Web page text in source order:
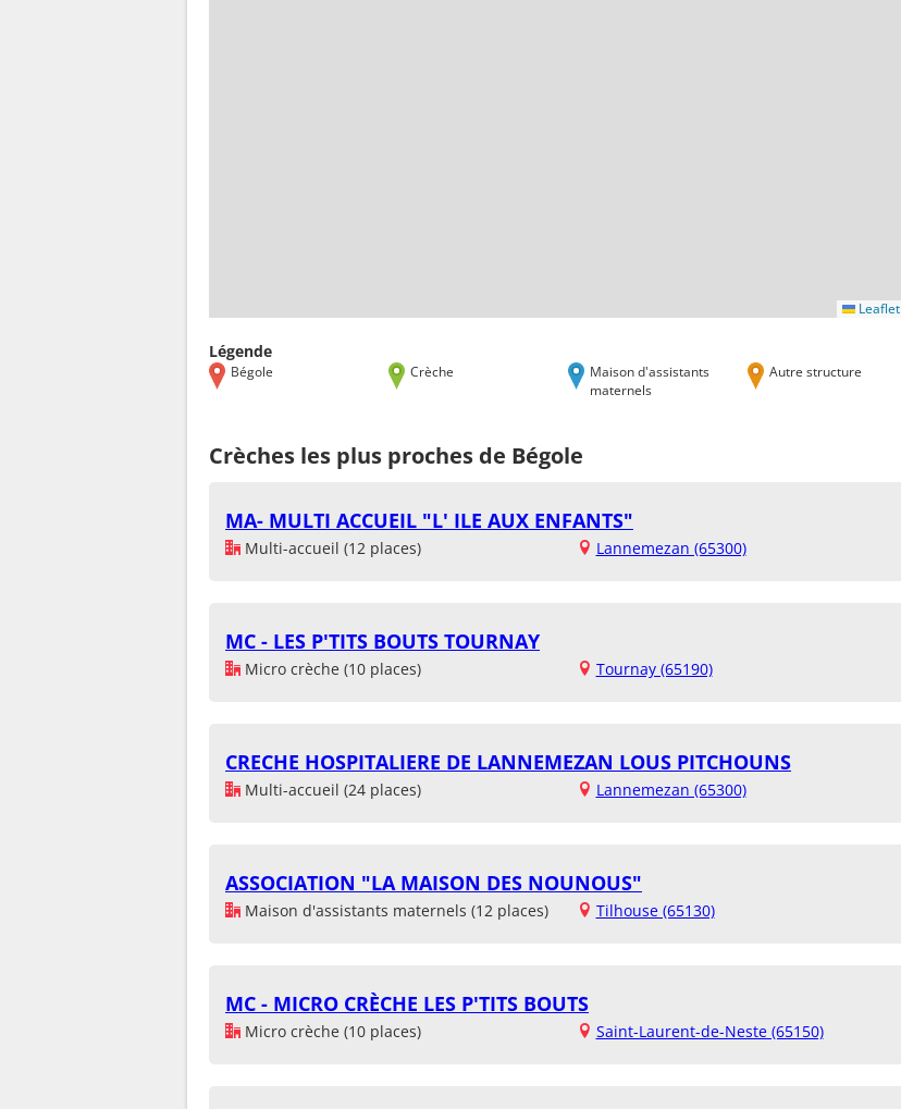
Leaflet
Légende
Bégole Crèche
Maison d'assistants
maternels
Autre structure
Crèches les plus proches de Bégole
MA- MULTI ACCUEIL "L' ILE AUX ENFANTS"
Multi-accueil (12 places) Lannemezan (65300)
MC - LES P'TITS BOUTS TOURNAY
Micro crèche (10 places) Tournay (65190)
CRECHE HOSPITALIERE DE LANNEMEZAN LOUS PITCHOUNS
Multi-accueil (24 places) Lannemezan (65300)
ASSOCIATION "LA MAISON DES NOUNOUS"
Maison d'assistants maternels (12 places) Tilhouse (65130)
MC - MICRO CRÈCHE LES P'TITS BOUTS
Micro crèche (10 places) Saint-Laurent-de-Neste (65150)